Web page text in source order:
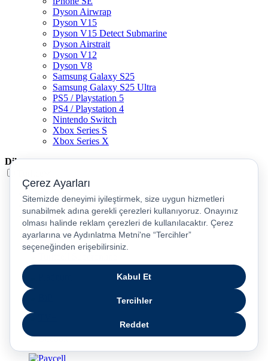
Dyson Airwrap
Dyson V15
Dyson V15 Detect Submarine
Dyson Airstrait
Dyson V12
Dyson V8
Samsung Galaxy S25
Samsung Galaxy S25 Ultra
PS5 / Playstation 5
PS4 / Playstation 4
Nintendo Switch
Xbox Series S
Xbox Series X
Dil
English
عربى
русский